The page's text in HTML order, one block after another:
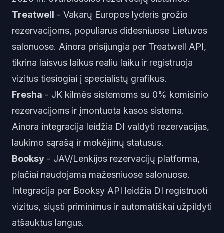
Treatwell - Vakarų Europos lyderis grožio
rezervacijoms, populiarus didesniuose Lietuvos
salonuose. Ainora prisijungia per Treatwell API,
tikrina laisvus laikus realiu laiku ir registruoja
vizitus tiesiogiai į specialistų grafikus.
Fresha - JK kilmės sistemoms su 0% komisinio
rezervacijoms ir įmontuota kasos sistema.
Ainora integracija leidžia DI valdyti rezervacijas,
laukimo sąrašą ir mokėjimų statusus.
Booksy - JAV/Lenkijos rezervacijų platforma,
plačiai naudojama mažesniuose salonuose.
Integracija per Booksy API leidžia DI registruoti
vizitus, siųsti priminimus ir automatiškai užpildyti
atšauktus langus.